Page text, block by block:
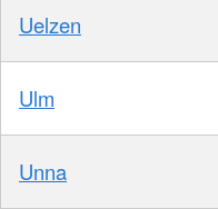
Uelzen
Ulm
Unna